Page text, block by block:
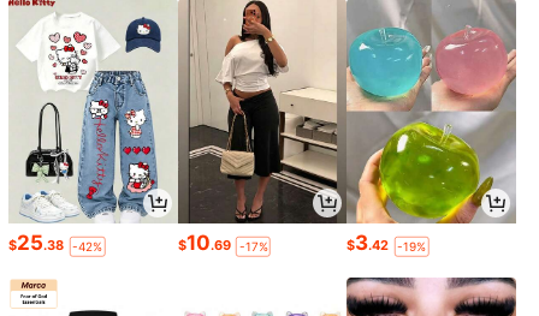
$25.38 -42% $10.69 -17% $3.42 -19%